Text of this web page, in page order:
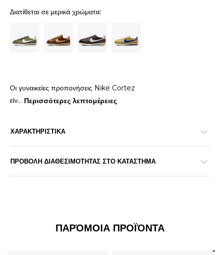
Διατίθεται σε μερικά χρώματα:
Οι γυναικείες προπονήσεις Nike Cortez
είν... Περισσότερες λεπτομέρειες
ΧΑΡΑΚΤΗΡΙΣΤΙΚΑ
ΠΡΟΒΟΛΗ ΔΙΑΘΕΣΙΜΟΤΗΤΑΣ ΣΤΟ ΚΑΤΑΣΤΗΜΑ
ΠΑΡΌΜΟΙΑ ΠΡΟΪΌΝΤΑ